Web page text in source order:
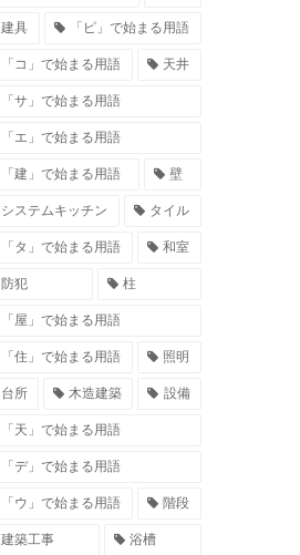
建具 「ピ」で始まる用語
「コ」で始まる用語 天井
「サ」で始まる用語
「エ」で始まる用語
「建」で始まる用語 壁
システムキッチン タイル
「タ」で始まる用語 和室
防犯 柱
「屋」で始まる用語
「住」で始まる用語 照明
台所 木造建築 設備
「天」で始まる用語
「デ」で始まる用語
「ウ」で始まる用語 階段
建築工事 浴槽